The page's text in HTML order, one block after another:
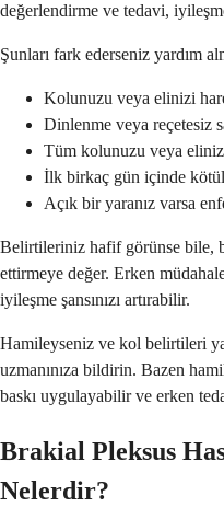
değerlendirme ve tedavi,
Şunları fark ederseniz yardım
Kolunuzu veya elinizi
Dinlenme veya reçetesiz
Tüm kolunuzu veya
İlk birkaç gün içinde
Açık bir yaranız varsa
Belirtileriniz hafif görünse bile,
ettirmeye değer. Erken
iyileşme şansınızı artırabilir.
Hamileyseniz ve kol belirtileri
uzmanınıza bildirin. Bazen
baskı uygulayabilir ve erken
Brakial Pleksus
Nelerdir?